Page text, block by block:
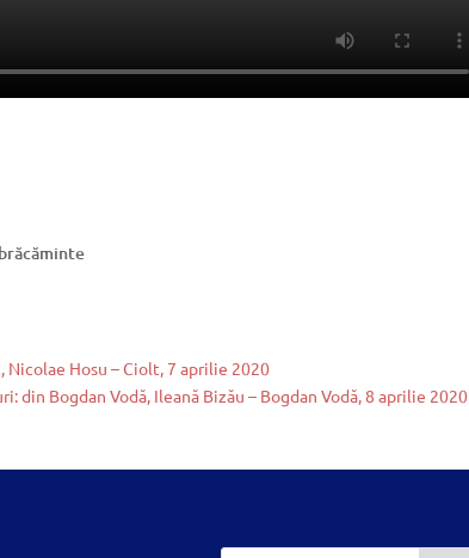
Hosu – Ciolt, 7 aprilie 2020
Bogdan Vodă, Ileană Bizău – Bogdan Vodă, 8 aprilie 2020